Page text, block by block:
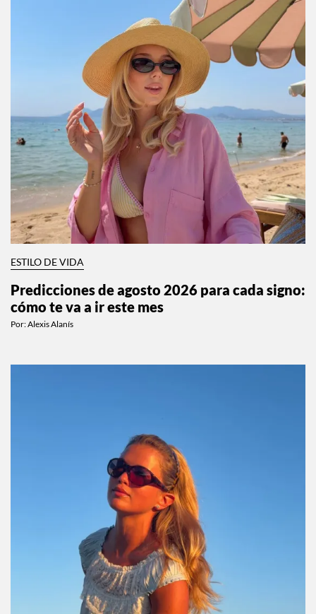
ESTILO DE VIDA
Predicciones de agosto 2026 para cada signo:
cómo te va a ir este mes
Por:Alexis Alanís